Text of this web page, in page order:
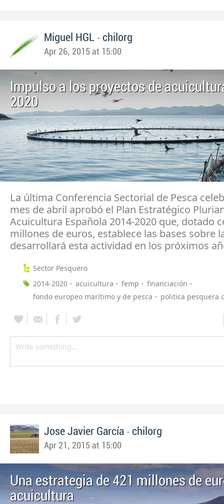
Miguel HGL - chilorg
Apr 26, 2015 at 15:00
Impulso a los proyectos de
2020
La última Conferencia Sectorial de Pesca
mes de abril aprobó el Plan Estratégico
Acuicultura Española 2014-2020 que, dotado
millones de euros, establece las bases sobre
desarrollará esta actividad en los próximos
Sector Pesquero
2014-2020
acuicultura femp
financiación
fondo europeo marítimo y de pesca
politica pesquera
Jose Javier García - chilorg
Apr 21, 2015 at 15:00
Una estrategia de 421 millones de
acuicultura